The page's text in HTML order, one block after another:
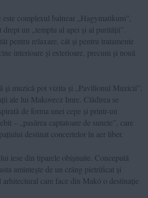
complexul balnear „Hagymatikum”,
drept un „templu al apei și al purității”.
pentru relaxare, cât și pentru tratamente
interioare și exterioare, precum și nouă
și muzică pot vizita și „Pavilionul Muzicii”,
ale lui Makovecz Imre. Clădirea se
de forma unei cepe și printr-un
– „pasărea captatoare de sunete”, care
destinat concertelor în aer liber.
iese din tiparele obișnuite. Concepută
amintește de un crâng pietrificat și
arhitectural care face din Makó o destinație